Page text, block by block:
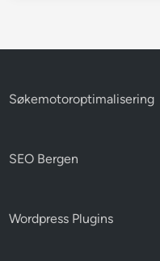
Søkemotoroptimalisering
SEO Bergen
Wordpress Plugins